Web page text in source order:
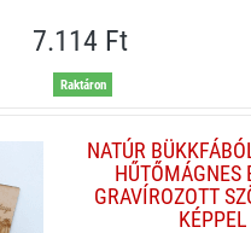
7.114 Ft
Raktáron
NATÚR
HŰTŐMÁGNES
GRAVÍROZOTT
KÉPPEL